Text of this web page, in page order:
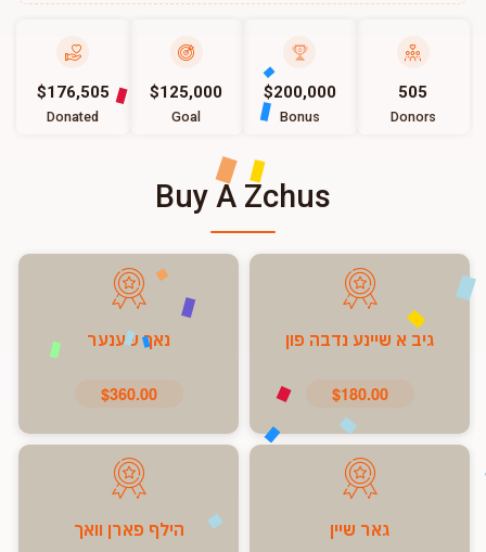
$176,505
Donated
$125,000
Goal
$200,000
Bonus
505
Donors
Buy A Zchus
גיב א שיינע נדבה פון
$180.00
נאך שענער
$360.00
גאר שיין הילף פארן וואך